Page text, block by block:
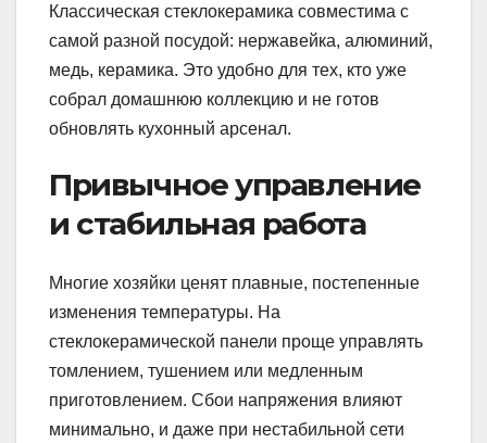
Классическая стеклокерамика совместима с
самой разной посудой: нержавейка, алюминий,
медь, керамика. Это удобно для тех, кто уже
собрал домашнюю коллекцию и не готов
обновлять кухонный арсенал.
Привычное управление
и стабильная работа
Многие хозяйки ценят плавные, постепенные
изменения температуры. На
стеклокерамической панели проще управлять
томлением, тушением или медленным
приготовлением. Сбои напряжения влияют
минимально, и даже при нестабильной сети